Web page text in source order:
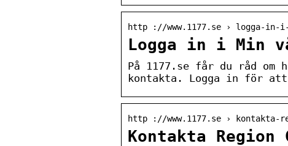
http ://www.1177.se › logga-in-
Logga in i Min
På 1177.se får du råd om
kontakta. Logga in för
http ://www.1177.se › kontakta-
Kontakta Region